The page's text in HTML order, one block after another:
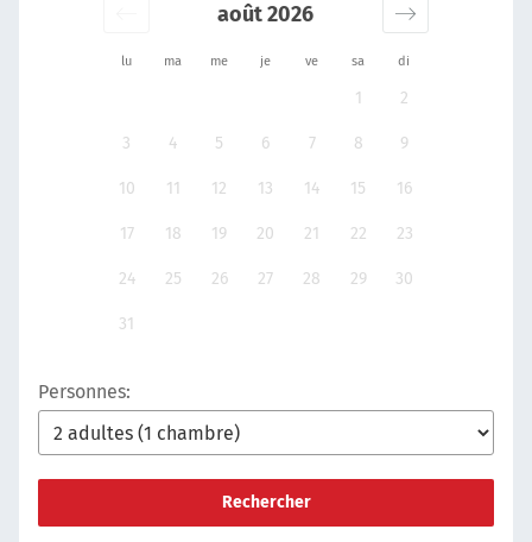
lu ma me je ve sa di
août 2026
1 2
3 4 5 6 7 8 9
10 11 12 13 14 15 16
17 18 19 20 21 22 23
24 25 26 27 28 29 30
31
Personnes:
Rechercher